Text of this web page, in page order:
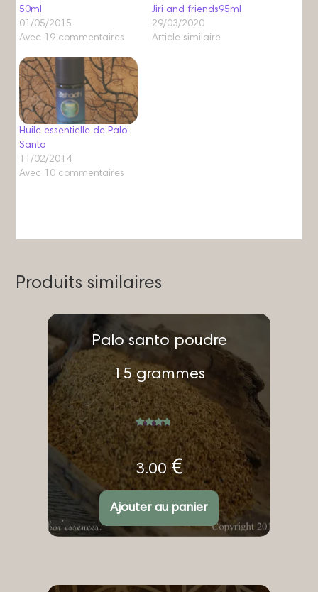
50ml
01/05/2015
Avec 19 commentaires
Jiri and friends95ml
29/03/2020
Article similaire
Huile essentielle de Palo
Santo
11/02/2014
Avec 10 commentaires
Produits similaires
Palo santo poudre
15 grammes
Note
5.00
sur 5
3.00€
Ajouter au panier